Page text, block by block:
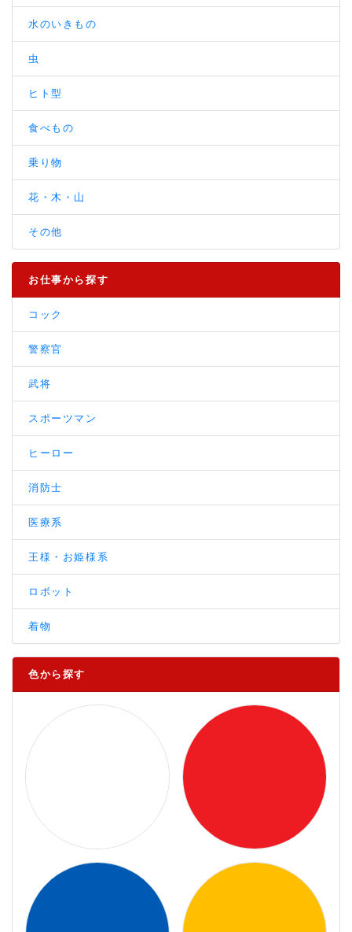
水のいきもの
虫
ヒト型
食べもの
乗り物
花・木・山
その他
お仕事から探す
コック
警察官
武将
スポーツマン
ヒーロー
消防士
医療系
王様・お姫様系
ロボット
着物
色から探す